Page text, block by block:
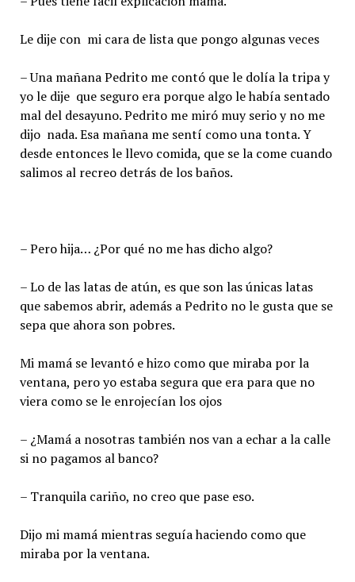
Le dije con mi cara de lista que pongo algunas veces
– Una mañana Pedrito me contó que le dolía la tripa y
yo le dije que seguro era porque algo le había sentado
mal del desayuno. Pedrito me miró muy serio y no me
dijo nada. Esa mañana me sentí como una tonta. Y
desde entonces le llevo comida, que se la come cuando
salimos al recreo detrás de los baños.
– Pero hija… ¿Por qué no me has dicho algo?
– Lo de las latas de atún, es que son las únicas latas
que sabemos abrir, además a Pedrito no le gusta que se
sepa que ahora son pobres.
Mi mamá se levantó e hizo como que miraba por la
ventana, pero yo estaba segura que era para que no
viera como se le enrojecían los ojos
– ¿Mamá a nosotras también nos van a echar a la calle
si no pagamos al banco?
– Tranquila cariño, no creo que pase eso.
Dijo mi mamá mientras seguía haciendo como que
miraba por la ventana.